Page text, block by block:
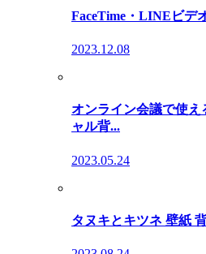
FaceTime・LINEビデ
2023.12.08
オンライン会議で使
ャル背...
2023.05.24
タヌキとキツネ 壁紙